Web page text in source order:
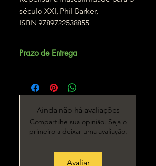
século XXI, Phil Barker,
ISBN 9789722538855
Prazo de Entrega
Ainda não há avaliações
Compartilhe sua opinião. Seja o
primeiro a deixar uma avaliação.
Avaliar